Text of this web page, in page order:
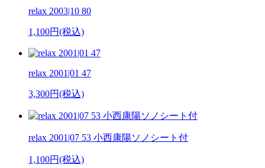
relax 2003|10 80
1,100円(税込)
relax 2001|01 47
3,300円(税込)
relax 2001|07 53 小西康陽ソノシート付
1,100円(税込)